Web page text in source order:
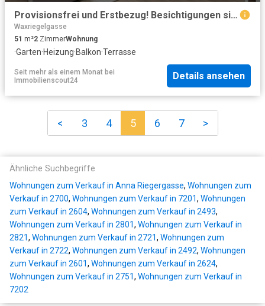
Provisionsfrei und Erstbezug! Besichtigungen sind auch am Wochenende möglich! „Viertel Grün“ Wiener Neustadt! Baufeld 4 2 Zimmer
Waxriegelgasse
51 m²2 ZimmerWohnung
·Garten·Heizung·Balkon·Terrasse
Seit mehr als einem Monat bei
Immobilienscout24
Details ansehen
< 3 4 5 6 7 >
Ähnliche Suchbegriffe
Wohnungen zum Verkauf in Anna Riegergasse, Wohnungen zum
Verkauf in 2700, Wohnungen zum Verkauf in 7201, Wohnungen
zum Verkauf in 2604, Wohnungen zum Verkauf in 2493,
Wohnungen zum Verkauf in 2801, Wohnungen zum Verkauf in
2821, Wohnungen zum Verkauf in 2721, Wohnungen zum
Verkauf in 2722, Wohnungen zum Verkauf in 2492, Wohnungen
zum Verkauf in 2601, Wohnungen zum Verkauf in 2624,
Wohnungen zum Verkauf in 2751, Wohnungen zum Verkauf in
7202